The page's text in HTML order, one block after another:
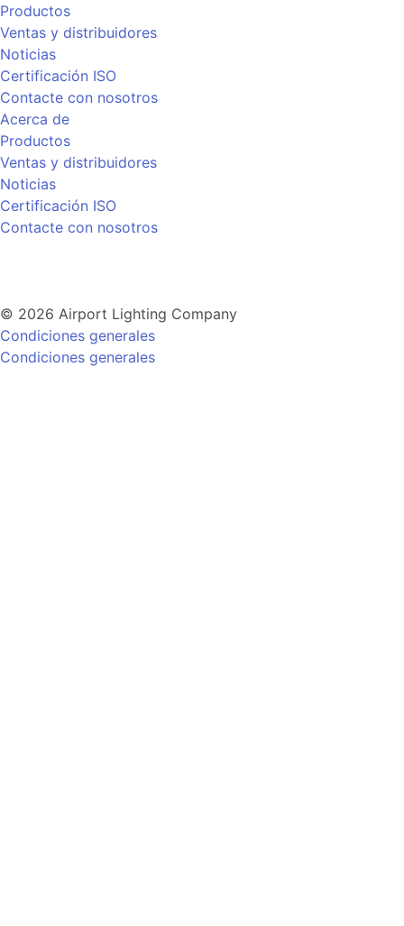
Productos
Ventas y distribuidores
Noticias
Certificación ISO
Contacte con nosotros
Acerca de
Productos
Ventas y distribuidores
Noticias
Certificación ISO
Contacte con nosotros
© 2026 Airport Lighting Company
Condiciones generales
Condiciones generales